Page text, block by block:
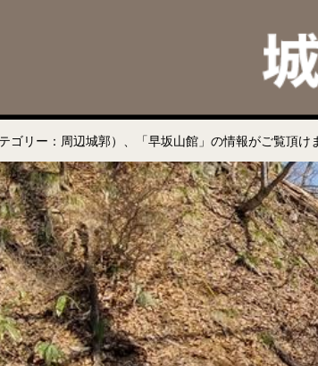
ゴリー：周辺城郭）、「早坂山館」の情報がご覧頂け